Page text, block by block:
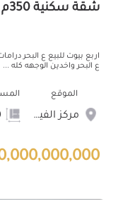
شقة سكنية 350م للبيع كاش بمركز الفيوم الفيوم
اربع بيوت للبيع ع البحر
ع البحر واخدين الوجهه كله ...
الموقع
مركز الفيوم
10,000,000,000